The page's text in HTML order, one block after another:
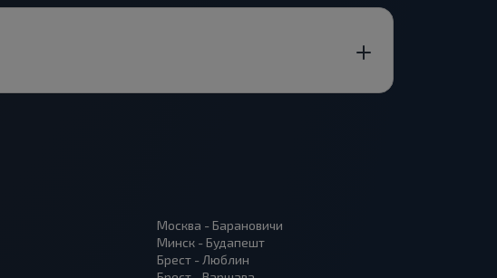
Москва - Барановичи
Минск - Будапешт
Брест - Люблин